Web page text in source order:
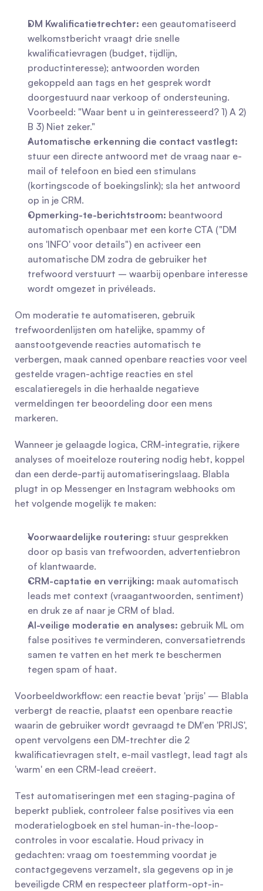
DM Kwalificatietrechter: een geautomatiseerd
welkomstbericht vraagt drie snelle
kwalificatievragen (budget, tijdlijn,
productinteresse); antwoorden worden
gekoppeld aan tags en het gesprek wordt
doorgestuurd naar verkoop of ondersteuning.
Voorbeeld: "Waar bent u in geïnteresseerd? 1) A 2)
B 3) Niet zeker."
Automatische erkenning die contact vastlegt:
stuur een directe antwoord met de vraag naar e-
mail of telefoon en bied een stimulans
(kortingscode of boekingslink); sla het antwoord
op in je CRM.
Opmerking-te-berichtstroom: beantwoord
automatisch openbaar met een korte CTA ("DM
ons 'INFO' voor details") en activeer een
automatische DM zodra de gebruiker het
trefwoord verstuurt – waarbij openbare interesse
wordt omgezet in privéleads.
Om moderatie te automatiseren, gebruik
trefwoordenlijsten om hatelijke, spammy of
aanstootgevende reacties automatisch te
verbergen, maak canned openbare reacties voor veel
gestelde vragen-achtige reacties en stel
escalatieregels in die herhaalde negatieve
vermeldingen ter beoordeling door een mens
markeren.
Wanneer je gelaagde logica, CRM-integratie, rijkere
analyses of moeiteloze routering nodig hebt, koppel
dan een derde-partij automatiseringslaag. Blabla
plugt in op Messenger en Instagram webhooks om
het volgende mogelijk te maken:
Voorwaardelijke routering: stuur gesprekken
door op basis van trefwoorden, advertentiebron
of klantwaarde.
CRM-captatie en verrijking: maak automatisch
leads met context (vraagantwoorden, sentiment)
en druk ze af naar je CRM of blad.
AI-veilige moderatie en analyses: gebruik ML om
false positives te verminderen, conversatietrends
samen te vatten en het merk te beschermen
tegen spam of haat.
Voorbeeldworkflow: een reactie bevat 'prijs' — Blabla
verbergt de reactie, plaatst een openbare reactie
waarin de gebruiker wordt gevraagd te DM'en 'PRIJS',
opent vervolgens een DM-trechter die 2
kwalificatievragen stelt, e-mail vastlegt, lead tagt als
'warm' en een CRM-lead creëert.
Test automatiseringen met een staging-pagina of
beperkt publiek, controleer false positives via een
moderatielogboek en stel human-in-the-loop-
controles in voor escalatie. Houd privacy in
gedachten: vraag om toestemming voordat je
contactgegevens verzamelt, sla gegevens op in je
beveiligde CRM en respecteer platform-opt-in-